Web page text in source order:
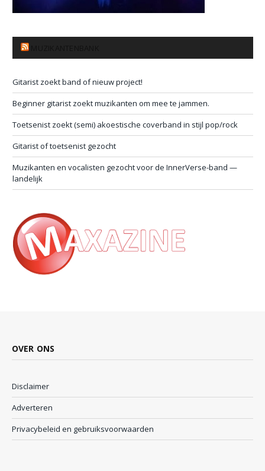
Gitarist zoekt band of nieuw project!
Beginner gitarist zoekt muzikanten om mee te jammen.
Toetsenist zoekt (semi) akoestische coverband in stijl pop/rock
Gitarist of toetsenist gezocht
Muzikanten en vocalisten gezocht voor de InnerVerse-band —
landelijk
OVER ONS
Disclaimer
Adverteren
Privacybeleid en gebruiksvoorwaarden